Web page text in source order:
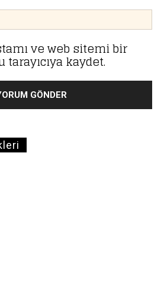
ve web sitemi bir
kaydet.